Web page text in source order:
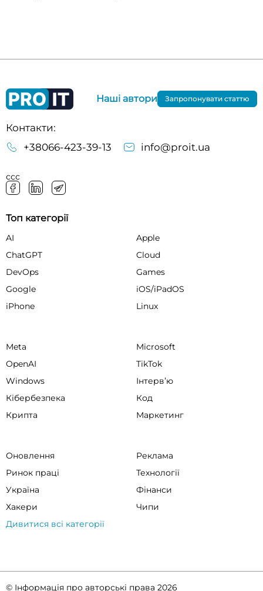
Контакти:
+38066-423-39-13
info@proit.ua
ссс
Наші автори Запропонувати статтю
Топ категорії
AI
Apple
ChatGPT
Cloud
DevOps
Games
Google
iOS/iPadOS
iPhone
Linux
Meta
Microsoft
OpenAI
TikTok
Windows
Інтервʼю
Кібербезпека
Код
Крипта
Маркетинг
Оновлення
Реклама
Ринок праці
Технології
Україна
Фінанси
Хакери
Чипи
Дивитися всі категорії
© Інформація про авторські права 2026